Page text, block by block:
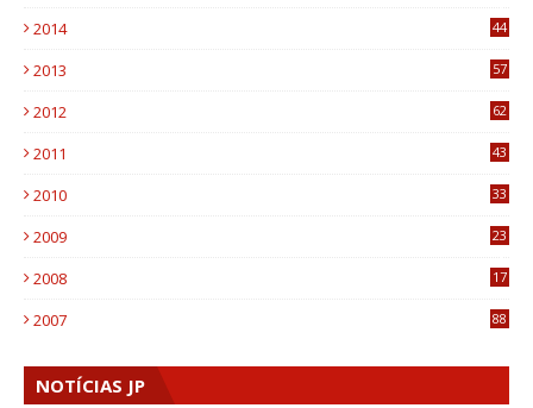
2014
44
2013
57
2012
62
2011
43
2010
33
2009
23
2008
17
2007 88
NOTÍCIAS JP